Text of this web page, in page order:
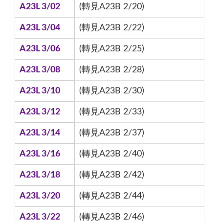
A23L 3/02 (轉見A23B 2/20)
A23L 3/04 (轉見A23B 2/22)
A23L 3/06 (轉見A23B 2/25)
A23L 3/08 (轉見A23B 2/28)
A23L 3/10 (轉見A23B 2/30)
A23L 3/12 (轉見A23B 2/33)
A23L 3/14 (轉見A23B 2/37)
A23L 3/16 (轉見A23B 2/40)
A23L 3/18 (轉見A23B 2/42)
A23L 3/20 (轉見A23B 2/44)
A23L 3/22 (轉見A23B 2/46)